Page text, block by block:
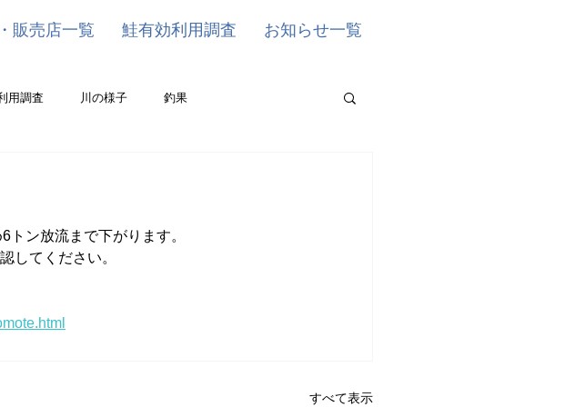
販売店一覧 鮭有効利用調査 お知らせ一覧
用調査 川の様子 釣果
ン放流まで下がります。
してください。
すべて表示